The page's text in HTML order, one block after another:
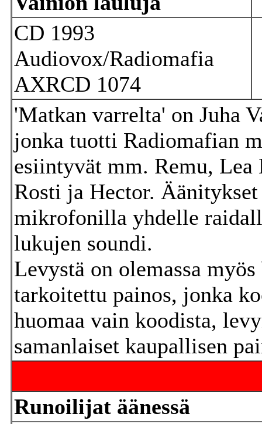
CD 1993
Audiovox/Radiomafia
AXRCD 1074
'Matkan varrelta' on Juha
jonka tuotti Radiomafian
esiintyvät mm. Remu,
Rosti ja Hector.
mikrofonilla yhdelle
lukujen soundi.
Levystä on olemassa
tarkoitettu painos, jonka
huomaa vain koodista,
samanlaiset kaupallisen
Runoilijat äänessä